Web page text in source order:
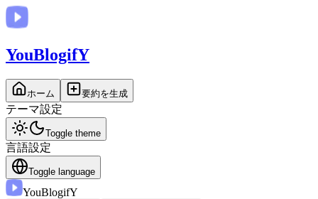
YouBlogifY
ホーム 要約を生成
テーマ設定
Toggle theme
言語設定
Toggle language
YouBlogifY